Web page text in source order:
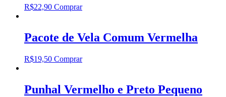
R$22,90 Comprar
Pacote de Vela Comum Vermelha
R$19,50 Comprar
Punhal Vermelho e Preto Pequeno